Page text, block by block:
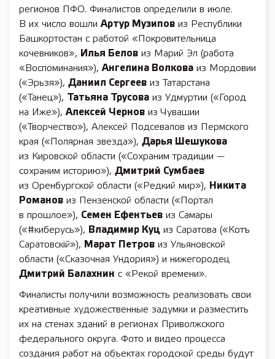
регионов ПФО. Финалистов определили в июле.
В их число вошлиАртур Музипов из Республики
Башкортостан с работой «Покровительница
кочевников», Илья Белов из Марий Эл (работа
«Воспоминания»),Ангелина Волкова из Мордовии
(«Эрьзя»), Даниил Сергеев из Татарстана
(«Танец»),
Татьяна Трусова из Удмуртии («Город
на Иже»),Алексей Чернов из Чувашии
(«Творчество»), Алексей Подсевалов из Пермского
края («Полярная звезда»), Дарья Шешукова
из Кировской области («Сохраним традиции —
сохраним историю»), Дмитрий Сумбаев
из Оренбургской области («Редкий мир»), Никита
Романов из Пензенской области («Портал
в прошлое»), Семен Ефентьев из Самары
(«#киберусь»), Владимир Куц из Саратова («Котъ
Саратовскiй»), Марат Петров из Ульяновской
области («Сказочная Ундория») и нижегородец
Дмитрий Балахнин с «Рекой времени».
Финалисты получили возможность реализовать свои
креативные художественные задумки и разместить
их на стенах зданий в регионах Приволжского
федерального округа. Фото и видео процесса
создания работ на объектах городской среды будут